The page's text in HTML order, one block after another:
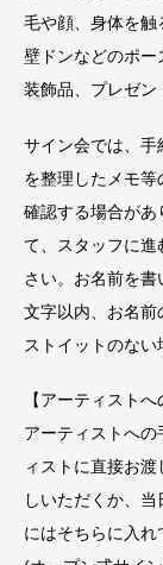
毛や顔、身体を触
壁ドンなどのポー
装飾品、プレゼン
サイン会では、手
を整理したメモ
確認する場合があ
て、スタッフに
さい。お名前を
文字以内、お名前
ストイットのない
【アーティスト
アーティストへ
ィストに直接お
しいただくか、
にはそちらに入れ